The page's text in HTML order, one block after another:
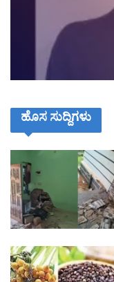
ಹೊಸ ಸುದ್ದಿಗಳು